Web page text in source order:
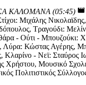
ΚΑΛΟΜΑΝΑ (05:45) movie
Μιχάλης
Τραγούδι:
- Ούτι - Μπουζούκι:
Λύρα: Κώστας Αγέρης,
- Νεϊ: Σταύρος
Χρήστου, Μουσικό
Πολιτιστικός